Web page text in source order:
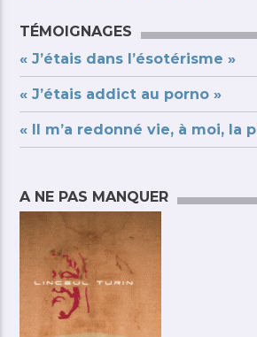
TÉMOIGNAGES
« J’étais dans l’ésotérisme »
« J’étais addict au porno »
« Il m’a redonné vie, à moi, la
A NE PAS MANQUER